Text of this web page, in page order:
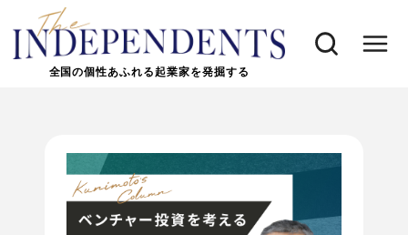
全国の個性あふれる起業家を発掘する